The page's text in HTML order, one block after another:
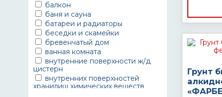
балкон
баня и сауна
батареи и радиаторы
беседки и скамейки
бревенчатый дом
ванная комната
внутренние поверхности ж/д
цистерн
внутренних поверхностей
хранилищ химических веществ
Грунт